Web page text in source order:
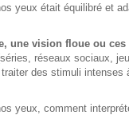
yeux était équilibré et
une vision floue ou ces
réseaux sociaux,
des stimuli intenses
yeux, comment